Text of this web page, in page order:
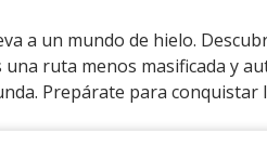
a un mundo de hielo.
ruta menos masificada y
Prepárate para conquistar